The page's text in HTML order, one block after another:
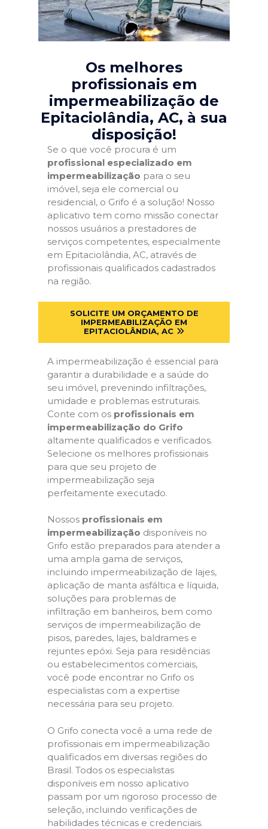
Os melhores
profissionais em
impermeabilização de
Epitaciolândia, AC, à sua
disposição!
Se o que você procura é um
profissional especializado em
impermeabilização para o seu
imóvel, seja ele comercial ou
residencial, o Grifo é a solução! Nosso
aplicativo tem como missão conectar
nossos usuários a prestadores de
serviços competentes, especialmente
em Epitaciolândia, AC, através de
profissionais qualificados cadastrados
na região.
SOLICITE UM ORÇAMENTO DE
IMPERMEABILIZAÇÃO EM
EPITACIOLÂNDIA, AC
A impermeabilização é essencial para
garantir a durabilidade e a saúde do
seu imóvel, prevenindo infiltrações,
umidade e problemas estruturais.
Conte com os profissionais em
impermeabilização do Grifo
altamente qualificados e verificados.
Selecione os melhores profissionais
para que seu projeto de
impermeabilização seja
perfeitamente executado.
Nossos profissionais em
impermeabilização disponíveis no
Grifo estão preparados para atender a
uma ampla gama de serviços,
incluindo impermeabilização de lajes,
aplicação de manta asfáltica e líquida,
soluções para problemas de
infiltração em banheiros, bem como
serviços de impermeabilização de
pisos, paredes, lajes, baldrames e
rejuntes epóxi. Seja para residências
ou estabelecimentos comerciais,
você pode encontrar no Grifo os
especialistas com a expertise
necessária para seu projeto.
O Grifo conecta você a uma rede de
profissionais em impermeabilização
qualificados em diversas regiões do
Brasil. Todos os especialistas
disponíveis em nosso aplicativo
passam por um rigoroso processo de
seleção, incluindo verificações de
habilidades técnicas e credenciais.